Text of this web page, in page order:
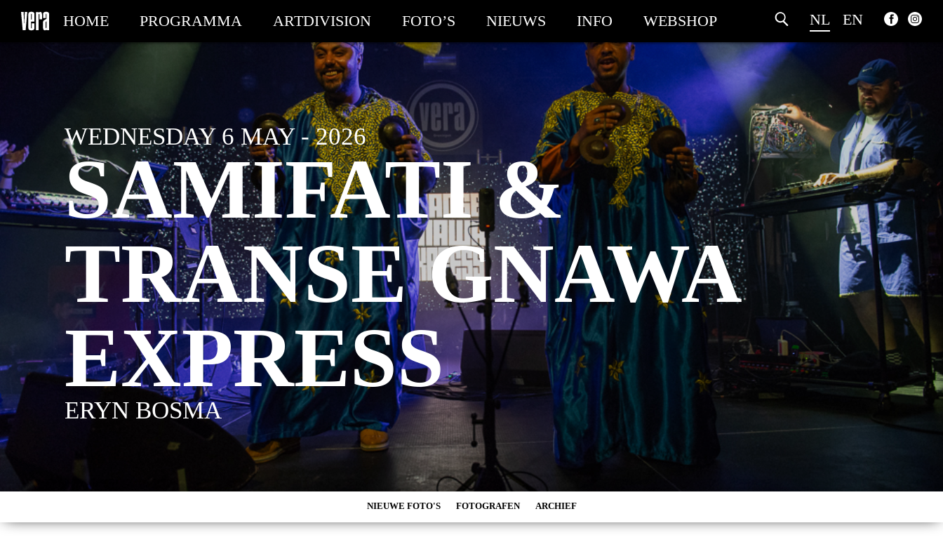
NL EN
HOME PROGRAMMA ARTDIVISION FOTO’S NIEUWS INFO WEBSHOP
MIJN TICKETS
WEDNESDAY 6 MAY - 2026
SAMIFATI &
TRANSE GNAWA
EXPRESS
ERYN BOSMA
NIEUWE FOTO'S FOTOGRAFEN
MARC DE KROSSE
ARCHIEF
2026